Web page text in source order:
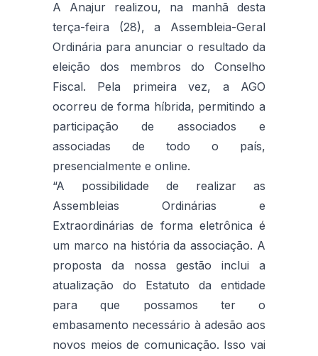
A Anajur realizou, na manhã desta
terça-feira (28), a Assembleia-Geral
Ordinária para anunciar o resultado da
eleição dos membros do Conselho
Fiscal. Pela primeira vez, a AGO
ocorreu de forma híbrida, permitindo a
participação de associados e
associadas de todo o país,
presencialmente e online.
“A possibilidade de realizar as
Assembleias Ordinárias e
Extraordinárias de forma eletrônica é
um marco na história da associação. A
proposta da nossa gestão inclui a
atualização do Estatuto da entidade
para que possamos ter o
embasamento necessário à adesão aos
novos meios de comunicação. Isso vai